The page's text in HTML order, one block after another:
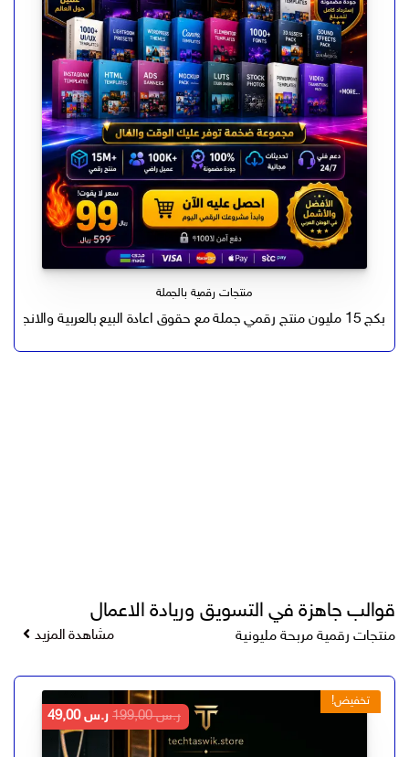
منتجات رقمية بالجملة
بكج 15 مليون منتج رقمي جملة مع حقوق اعادة البيع بالعربية والانجليزي
قوالب جاهزة في التسويق وريادة الاعمال
مشاهدة المزيد منتجات رقمية مربحة مليونية
تخفيض!
ر.س199,00
السعر
الأصلي
ر.س49,00
السعر